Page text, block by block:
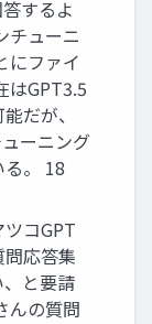
するよ
チューニ
にファイ
はGPT3.5
だが、
ーニング
。 18
コGPT
応答集
と要請
んの質問